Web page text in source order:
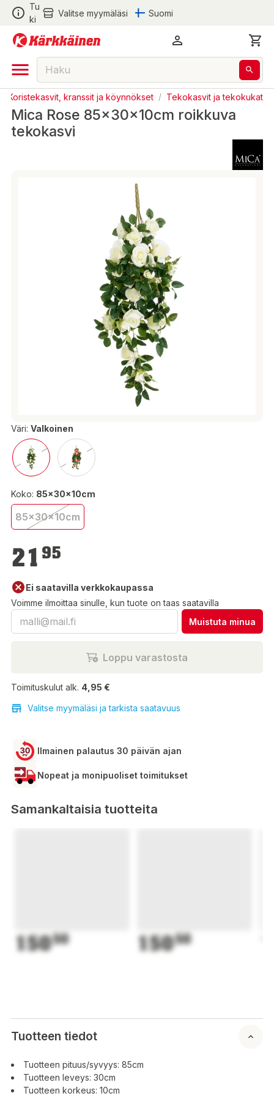
Tu
ki
Valitse myymäläsi Suomi
Koristekasvit, kranssit ja köynnökset / Tekokasvit ja tekokukat
Mica Rose 85x30x10cm roikkuva
tekokasvi
Väri: Valkoinen
Koko: 85x30x10cm
85x30x10cm
21,95 €
21 95
Ei saatavilla verkkokaupassa
Voimme ilmoittaa sinulle, kun tuote on taas saatavilla
Muistuta minua
Loppu varastosta
Toimituskulut alk. 4,95 €
Valitse myymäläsi ja tarkista saatavuus
Ilmainen palautus 30 päivän ajan
Nopeat ja monipuoliset toimitukset
Samankaltaisia tuotteita
15050 15050
Tuotteen tiedot
Tuotteen pituus/syvyys: 85cm
Tuotteen leveys: 30cm
Tuotteen korkeus: 10cm